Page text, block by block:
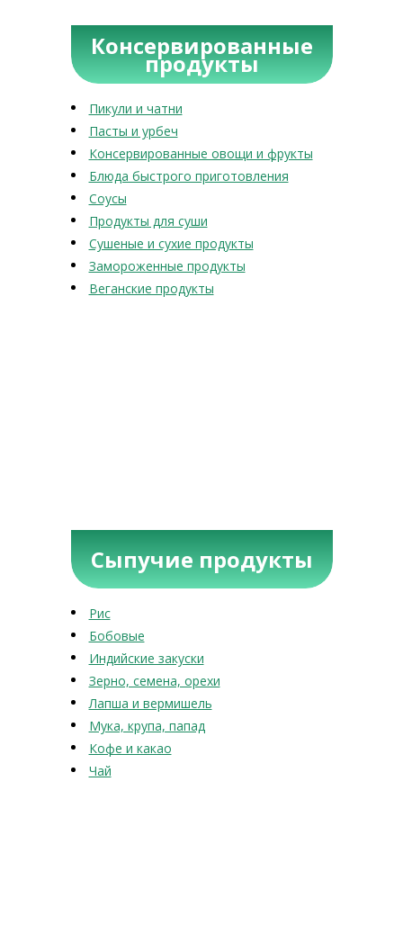
Консервированные
продукты
Пикули и чатни
Пасты и урбеч
Консервированные овощи и фрукты
Блюда быстрого приготовления
Соусы
Продукты для суши
Сушеные и сухие продукты
Замороженные продукты
Веганские продукты
Сыпучие продукты
Рис
Бобовые
Индийские закуски
Зерно, семена, орехи
Лапша и вермишель
Мука, крупа, папад
Кофе и какао
Чай